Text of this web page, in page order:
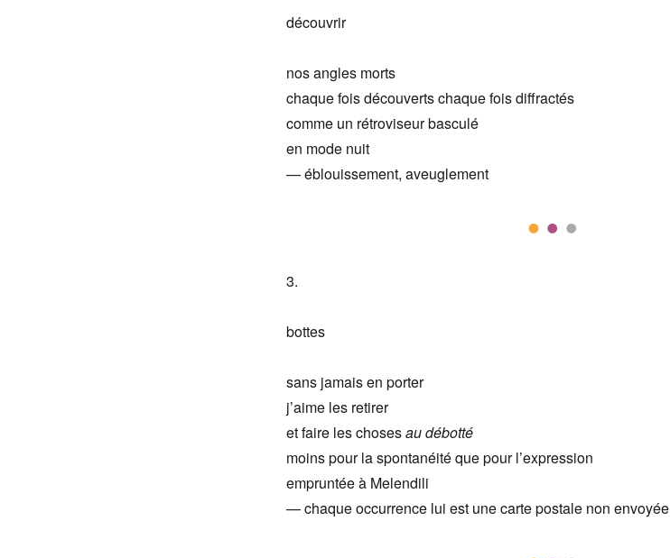
découvrir
nos angles morts
chaque fois découverts chaque fois diffractés
comme un rétroviseur basculé
en mode nuit
— éblouissement, aveuglement
3.
bottes
sans jamais en porter
j’aime les retirer
et faire les chosesau débotté
moins pour la spontanéité que pour l’expression
empruntée à Melendili
— chaque occurrence lui est une carte postale non envoyée